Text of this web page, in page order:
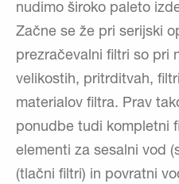
nudimo široko paleto
Začne se že pri serijski
prezračevalni filtri so pri
velikostih, pritrditvah,
materialov filtra. Prav
ponudbe tudi kompletni
elementi za sesalni vod
(tlačni filtri) in povratni